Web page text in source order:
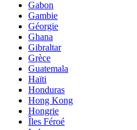
Gabon
Gambie
Géorgie
Ghana
Gibraltar
Grèce
Guatemala
Haïti
Honduras
Hong Kong
Hongrie
Îles Féroé